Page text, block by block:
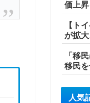
価上
【ト
が拡
「移
移民
人気